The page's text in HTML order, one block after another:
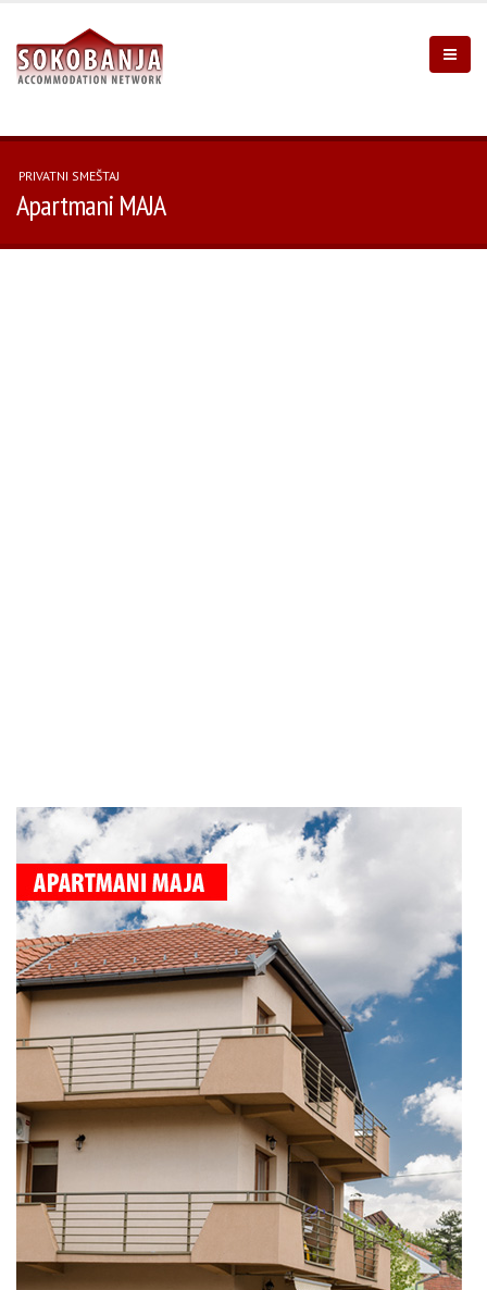
PRIVATNI SMEŠTAJ
Apartmani MAJA